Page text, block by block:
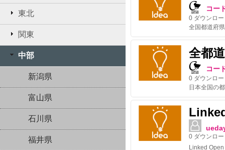
東北
関東
中部
新潟県
富山県
石川県
福井県
コー
0 ダウンロ
全都
コー
0 ダウンロ
0 ダウンロ